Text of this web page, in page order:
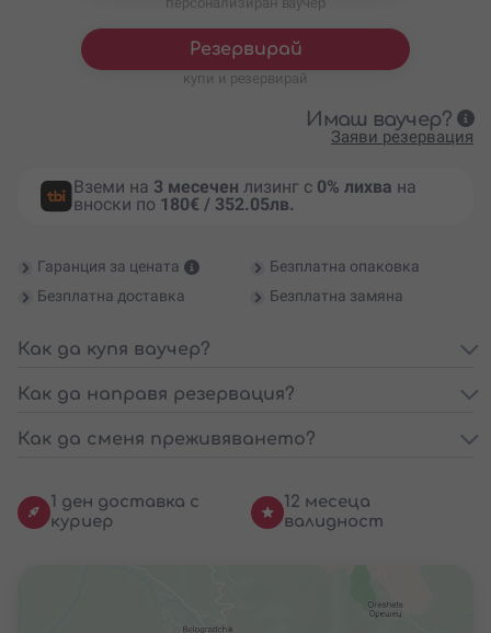
Резервирай
купи и резервирай
Имаш ваучер?
Заяви резервация
Вземи на 3 месечен лизинг с 0% лихва на
вноски по 180€ / 352.05лв.
Гаранция за цената
Безплатна опаковка
Безплатна доставка
Безплатна замяна
Как да купя ваучер?
Как да направя резервация?
Как да сменя преживяването?
1 ден доставка с
куриер
12 месеца
валидност